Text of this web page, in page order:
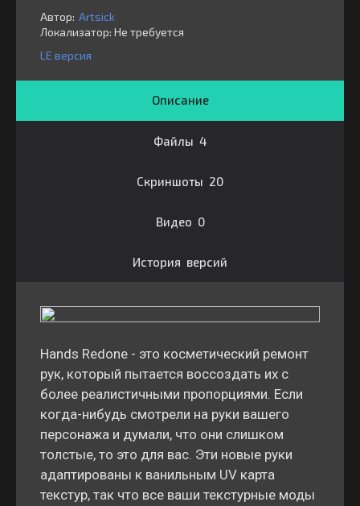
Автор: Artsick
Локализатор: ⁣⁣⁣Не требуется
LE версия
Описание
Файлы 4
Скриншоты 20
Видео 0
История версий
Hands Redone - это косметический ремонт
рук, который пытается воссоздать их с
более реалистичными пропорциями. Если
когда-нибудь смотрели на руки вашего
персонажа и думали, что они слишком
толстые, то это для вас. Эти новые руки
адаптированы к ванильным UV карта
текстур, так что все ваши текстурные моды